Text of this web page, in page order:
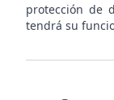
protección de
tendrá su